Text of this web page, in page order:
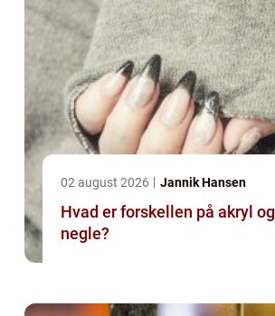
02 august 2026 Jannik Hansen
Hvad er forskellen på akryl
negle?